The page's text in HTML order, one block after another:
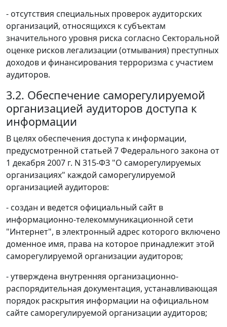
- отсутствия специальных проверок аудиторских
организаций, относящихся к субъектам
значительного уровня риска согласно Секторальной
оценке рисков легализации (отмывания) преступных
доходов и финансирования терроризма с участием
аудиторов.
3.2. Обеспечение саморегулируемой
организацией аудиторов доступа к
информации
В целях обеспечения доступа к информации,
предусмотренной статьей 7 Федерального закона от
1 декабря 2007 г. N 315-ФЗ "О саморегулируемых
организациях" каждой саморегулируемой
организацией аудиторов:
- создан и ведется официальный сайт в
информационно-телекоммуникационной сети
"Интернет", в электронный адрес которого включено
доменное имя, права на которое принадлежит этой
саморегулируемой организации аудиторов;
- утверждена внутренняя организационно-
распорядительная документация, устанавливающая
порядок раскрытия информации на официальном
сайте саморегулируемой организации аудиторов;